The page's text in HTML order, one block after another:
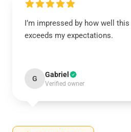
I’m impressed by how well
exceeds my expectations.
G Gabriel
Verified owner